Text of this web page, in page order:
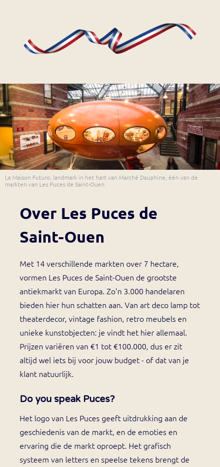
La Maison Futuro, landmark in het hart van Marché Dauphine, één van de
markten van Les Puces de Saint-Ouen
Over Les Puces de
Saint-Ouen
Met 14 verschillende markten over 7 hectare,
vormen Les Puces de Saint-Ouen de grootste
antiekmarkt van Europa. Zo'n 3.000 handelaren
bieden hier hun schatten aan. Van art deco lamp tot
theaterdecor, vintage fashion, retro meubels en
unieke kunstobjecten: je vindt het hier allemaal.
Prijzen variëren van €1 tot €100.000, dus er zit
altijd wel iets bij voor jouw budget - of dat van je
klant natuurlijk.
Do you speak Puces?
Het logo van Les Puces geeft uitdrukking aan de
geschiedenis van de markt, en de emoties en
ervaring die de markt oproept. Het grafisch
systeem van letters en speelse tekens brengt de